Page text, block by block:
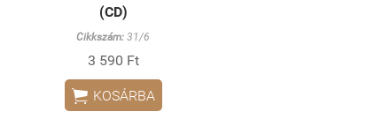
(CD)
Cikkszám: 31/6
3 590 Ft
 KOSÁRBA